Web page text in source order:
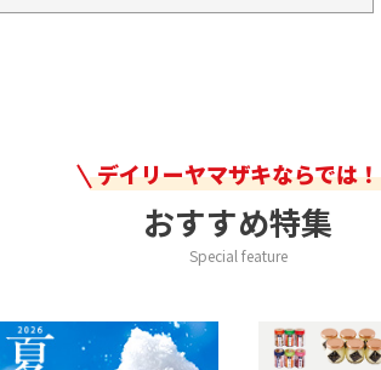
デイリーヤマザキならでは！
おすすめ特集
Special feature